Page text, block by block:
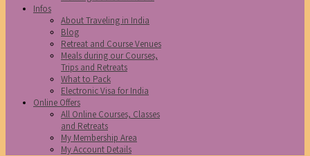
Infos
About Traveling in India
Blog
Retreat and Course Venues
Meals during our Courses,
Trips and Retreats
What to Pack
Electronic Visa for India
Online Offers
All Online Courses, Classes
and Retreats
My Membership Area
My Account Details